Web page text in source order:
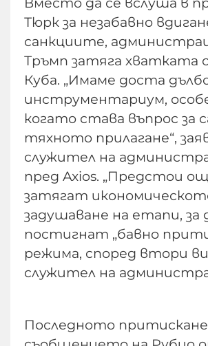
Тюрк за незабавно
санкциите,
Тръмп затяга хватката
Куба. „Имаме доста
инструментариум,
когато става въпрос за
тяхното прилагане“,
служител на
пред Axios. „Предстои
затягат
задушаване на етапи, за
постигнат „бавно
режима, според втори
служител на
Последното